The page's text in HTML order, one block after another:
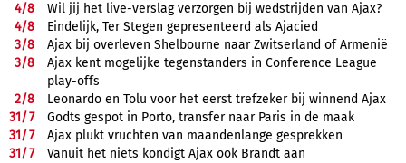
4/8
Wil jij het live-verslag verzorgen bij wedstrijden van Ajax?
4/8
Eindelijk, Ter Stegen gepresenteerd als Ajacied
3/8
Ajax bij overleven Shelbourne naar Zwitserland of Armenië
3/8
Ajax kent mogelijke tegenstanders in Conference League
play-offs
2/8
Leonardo en Tolu voor het eerst trefzeker bij winnend Ajax
31/7
Godts gespot in Porto, transfer naar Paris in de maak
31/7
Ajax plukt vruchten van maandenlange gesprekken
31/7
Vanuit het niets kondigt Ajax ook Brandt aan